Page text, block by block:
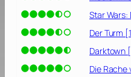
Star
Der Turm
Darktown
Die Rache